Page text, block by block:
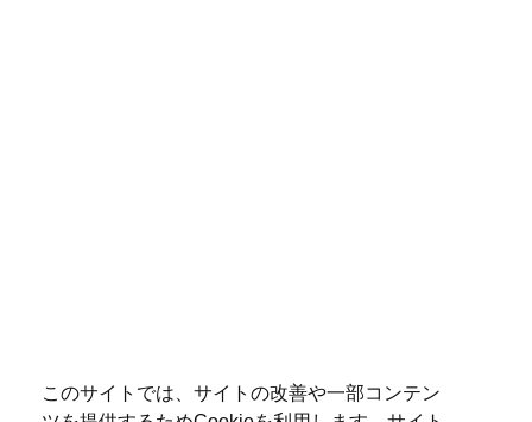
このサイトでは、サイトの改善や一部コンテン